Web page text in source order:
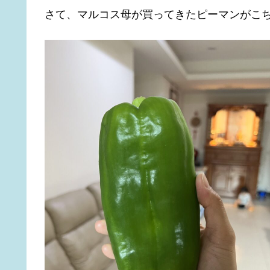
さて、マルコス母が買ってきたピーマンがこ